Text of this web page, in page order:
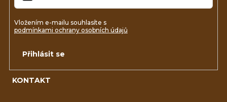
KONTAKT
Vložením e-mailu souhlasíte s
podmínkami ochrany osobních údajů
Přihlásit se